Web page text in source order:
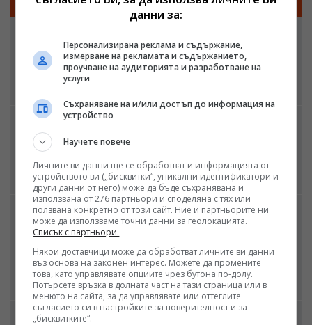
ПОСЛЕДНИ БРОЕВЕ
08:50, 04.08.2026
Любовните тенденции през 2026
Новата "Одисея" на Кристофър Нолан
08:50, 29.07.2026
ЕС с нови правила срещу бързата мода
08:50, 28.07.2026
Прохладата: новият туристически лукс
08:50, 27.07.2026
Франция забрани социалните мрежи за
деца под 15 години
08:50, 22.07.2026
Животът извън терета: Другата
данни за:
Персонализирана реклама и съдържание,
измерване на рекламата и съдържанието,
проучване на аудиторията и разработване на
услуги
Съхраняване на и/или достъп до информация на
устройство
Научете повече
Личните ви данни ще се обработват и информацията от
устройството ви („бисквитки“, уникални идентификатори и
други данни от него) може да бъде съхранявана и
използвана от 276 партньори и споделяна с тях или
ползвана конкретно от този сайт. Ние и партньорите ни
може да използваме точни данни за геолокацията.
Списък с партньори.
Някои доставчици може да обработват личните ви данни
въз основа на законен интерес. Можете да промените
това, като управлявате опциите чрез бутона по-долу.
Потърсете връзка в долната част на тази страница или в
менюто на сайта, за да управлявате или оттеглите
съгласието си в настройките за поверителност и за
„бисквитките“.